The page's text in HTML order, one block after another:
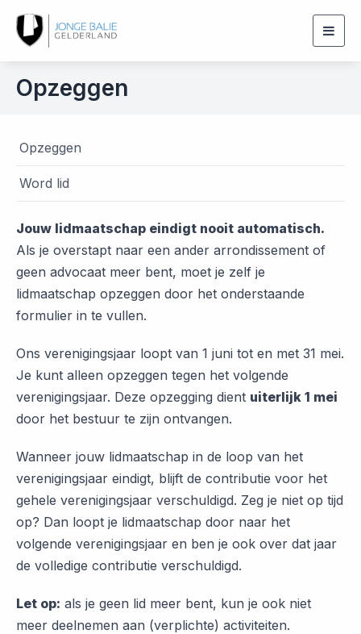
Opzeggen
Opzeggen
Word lid
Jouw lidmaatschap eindigt nooit automatisch.
Als je overstapt naar een ander arrondissement of
geen advocaat meer bent, moet je zelf je
lidmaatschap opzeggen door het onderstaande
formulier in te vullen.
Ons verenigingsjaar loopt van 1 juni tot en met 31 mei.
Je kunt alleen opzeggen tegen het volgende
verenigingsjaar. Deze opzegging dient uiterlijk 1 mei
door het bestuur te zijn ontvangen.
Wanneer jouw lidmaatschap in de loop van het
verenigingsjaar eindigt, blijft de contributie voor het
gehele verenigingsjaar verschuldigd. Zeg je niet op tijd
op? Dan loopt je lidmaatschap door naar het
volgende verenigingsjaar en ben je ook over dat jaar
de volledige contributie verschuldigd.
Let op: als je geen lid meer bent, kun je ook niet
meer deelnemen aan (verplichte) activiteiten.